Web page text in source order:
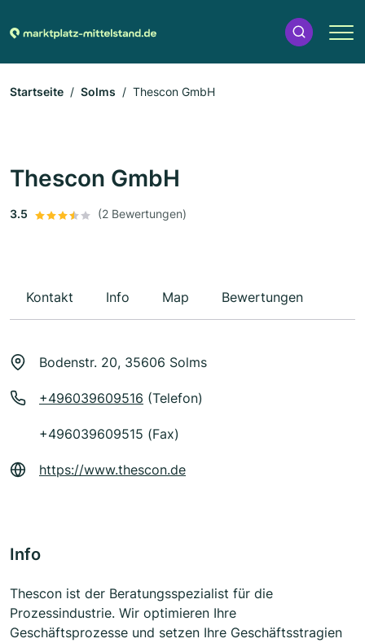
Startseite Solms Thescon GmbH
Thescon GmbH
3.5 (2 Bewertungen)
Kontakt Info Map Bewertungen
Bodenstr. 20, 35606 Solms
+496039609516 (Telefon)
+496039609515 (Fax)
https://www.thescon.de
Info
Thescon ist der Beratungsspezialist für die
Prozessindustrie. Wir optimieren Ihre
Geschäftsprozesse und setzen Ihre Geschäftsstragien